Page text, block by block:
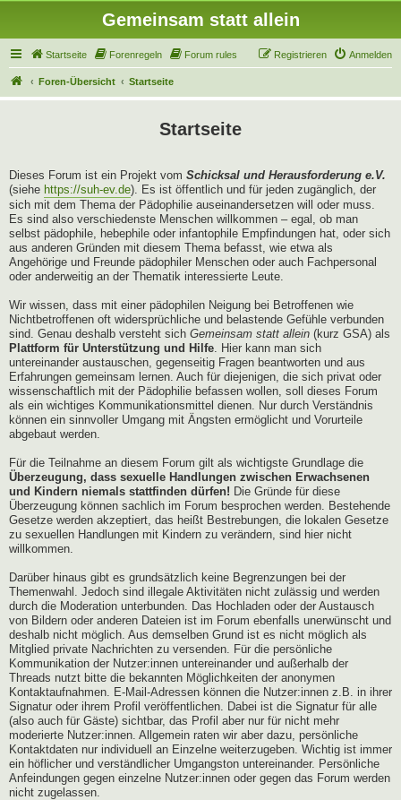
Gemeinsam statt allein
Startseite Forenregeln Forum rules Anmelden
Registrieren
Foren-Übersicht Startseite
Startseite
Dieses Forum ist ein Projekt vom Schicksal und Herausforderung e.V.
(siehe https://suh-ev.de). Es ist öffentlich und für jeden zugänglich, der
sich mit dem Thema der Pädophilie auseinandersetzen will oder muss.
Es sind also verschiedenste Menschen willkommen – egal, ob man
selbst pädophile, hebephile oder infantophile Empfindungen hat, oder sich
aus anderen Gründen mit diesem Thema befasst, wie etwa als
Angehörige und Freunde pädophiler Menschen oder auch Fachpersonal
oder anderweitig an der Thematik interessierte Leute.
Wir wissen, dass mit einer pädophilen Neigung bei Betroffenen wie
Nichtbetroffenen oft widersprüchliche und belastende Gefühle verbunden
sind. Genau deshalb versteht sich Gemeinsam statt allein (kurz GSA) als
Plattform für Unterstützung und Hilfe. Hier kann man sich
untereinander austauschen, gegenseitig Fragen beantworten und aus
Erfahrungen gemeinsam lernen. Auch für diejenigen, die sich privat oder
wissenschaftlich mit der Pädophilie befassen wollen, soll dieses Forum
als ein wichtiges Kommunikationsmittel dienen. Nur durch Verständnis
können ein sinnvoller Umgang mit Ängsten ermöglicht und Vorurteile
abgebaut werden.
Für die Teilnahme an diesem Forum gilt als wichtigste Grundlage die
Überzeugung, dass sexuelle Handlungen zwischen Erwachsenen
und Kindern niemals stattfinden dürfen! Die Gründe für diese
Überzeugung können sachlich im Forum besprochen werden. Bestehende
Gesetze werden akzeptiert, das heißt Bestrebungen, die lokalen Gesetze
zu sexuellen Handlungen mit Kindern zu verändern, sind hier nicht
willkommen.
Darüber hinaus gibt es grundsätzlich keine Begrenzungen bei der
Themenwahl. Jedoch sind illegale Aktivitäten nicht zulässig und werden
durch die Moderation unterbunden. Das Hochladen oder der Austausch
von Bildern oder anderen Dateien ist im Forum ebenfalls unerwünscht und
deshalb nicht möglich. Aus demselben Grund ist es nicht möglich als
Mitglied private Nachrichten zu versenden. Für die persönliche
Kommunikation der Nutzer:innen untereinander und außerhalb der
Threads nutzt bitte die bekannten Möglichkeiten der anonymen
Kontaktaufnahmen. E-Mail-Adressen können die Nutzer:innen z.B. in ihrer
Signatur oder ihrem Profil veröffentlichen. Dabei ist die Signatur für alle
(also auch für Gäste) sichtbar, das Profil aber nur für nicht mehr
moderierte Nutzer:innen. Allgemein raten wir aber dazu, persönliche
Kontaktdaten nur individuell an Einzelne weiterzugeben. Wichtig ist immer
ein höflicher und verständlicher Umgangston untereinander. Persönliche
Anfeindungen gegen einzelne Nutzer:innen oder gegen das Forum werden
nicht zugelassen.